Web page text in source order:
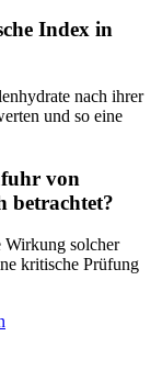
Index in
nach ihrer
und so eine
von
betrachtet?
Wirkung solcher
kritische Prüfung